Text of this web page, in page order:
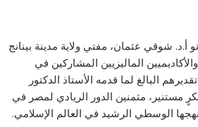
أ.د. شوقي عثمان، مفتي ولاية مدينة بينانج
الماليزيين المشاركين في
البالغ لما قدمه الأستاذ الدكتور
مستنير، مثمنين الدور الريادي لمصر في
الوسطي الرشيد في العالم الإسلامي.